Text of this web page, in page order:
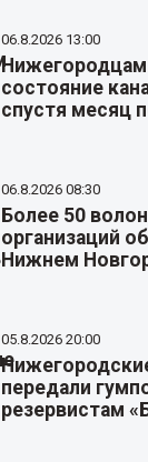
06.8.2026 13:00
Нижегородцам
состояние
спустя месяц
06.8.2026 08:30
Более 50
организаций
Нижнем
05.8.2026 20:00
передали
резервистам